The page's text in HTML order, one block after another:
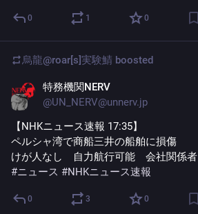
0 1 0
烏龍@roar[s]実験鯖 boosted
特務機関NERV
@UN_NERV@unnerv.jp
【NHKニュース速報 17:35】
ペルシャ湾で商船三井の船舶に損傷
けが人なし　自力航行可能　会社関係者
#ニュース #NHKニュース速報
0 3 0